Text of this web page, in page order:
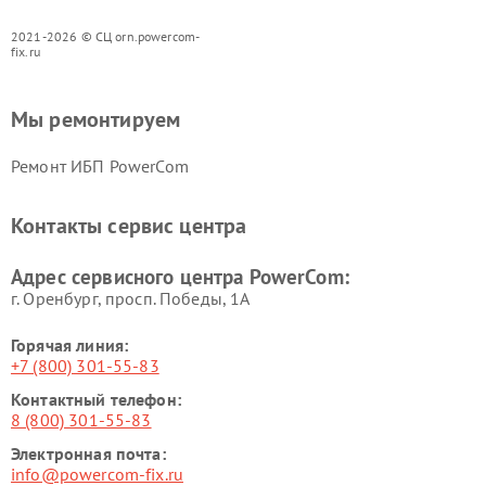
2021-2026 © СЦ orn.powercom-
fix.ru
Мы ремонтируем
Ремонт ИБП PowerCom
Контакты сервис центра
Адрес сервисного центра PowerCom:
г. Оренбург, просп. Победы, 1А
Горячая линия:
+7 (800) 301-55-83
Контактный телефон:
8 (800) 301-55-83
Электронная почта:
info@powercom-fix.ru